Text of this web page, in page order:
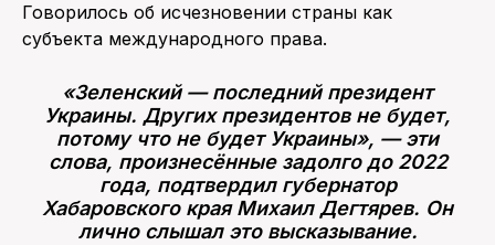
Говорилось об исчезновении страны как
субъекта международного права.
«Зеленский — последний президент
Украины. Других президентов не будет,
потому что не будет Украины», — эти
слова, произнесённые задолго до 2022
года, подтвердил губернатор
Хабаровского края Михаил Дегтярев. Он
лично слышал это высказывание.